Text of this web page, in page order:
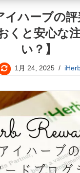
イハーブの
くと安心な
い？】
1月 24, 2025